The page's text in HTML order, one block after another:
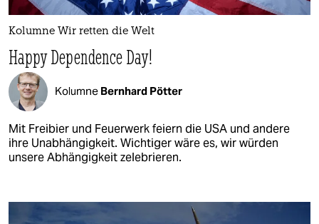
Kolumne Wir retten die Welt
Happy Dependence Day!
Kolumne Bernhard Pötter
Mit Freibier und Feuerwerk feiern die USA und andere
ihre Unabhängigkeit. Wichtiger wäre es, wir würden
unsere Abhängigkeit zelebrieren.